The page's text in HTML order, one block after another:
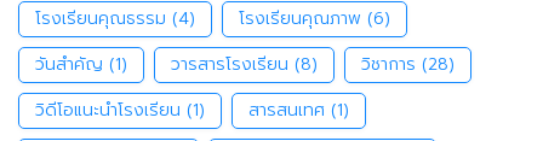
โรงเรียนคุณธรรม (4) โรงเรียนคุณภาพ (6)
วันสำคัญ (1) วารสารโรงเรียน (8) วิชาการ (28)
วิดีโอแนะนำโรงเรียน (1) สารสนเทศ (1)